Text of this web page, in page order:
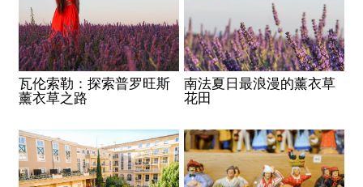
瓦伦索勒：探索普罗旺斯
薰衣草之路
南法夏日最浪漫的薰衣草
花田